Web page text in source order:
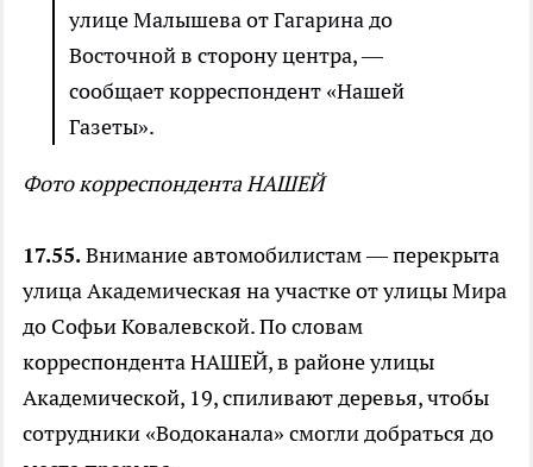
улице Малышева от Гагарина до
Восточной в сторону центра, —
сообщает корреспондент «Нашей
Газеты».
Фото корреспондента НАШЕЙ
17.55.Внимание автомобилистам — перекрыта
улица Академическая на участке от улицы Мира
до Софьи Ковалевской. По словам
корреспондента НАШЕЙ, в районе улицы
Академической, 19, спиливают деревья, чтобы
сотрудники «Водоканала» смогли добраться до